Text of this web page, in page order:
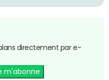
directement par e-
m'abonne